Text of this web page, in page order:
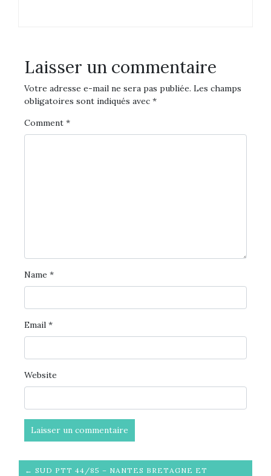
Laisser un commentaire
Votre adresse e-mail ne sera pas publiée. Les champs
obligatoires sont indiqués avec *
Comment *
Name *
Email *
Website
← SUD PTT 44/85 – NANTES BRETAGNE ET